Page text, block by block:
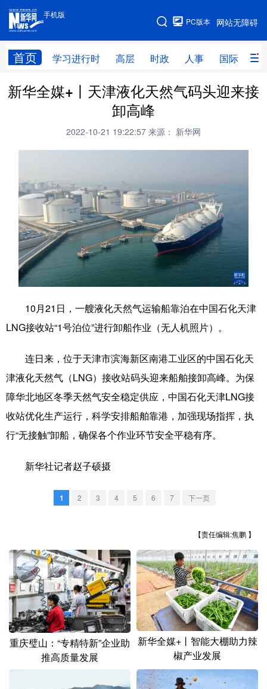
手机版
网站无障碍
PC版本
首页 学习进行时 高层 时政 人事 国际 财
手机版
网站地图
学习进行时 高层 时政 人事
全球连线
文化 书画 健康
访谈 视频 图片 政务
法律 中央文件 金融 汽车
食品 信息化 数字经济
学术中国 乡村振兴 银龄 溯源中国
城市 旅游 能源 会展
公益 一带一路 亚太网 上市公司
文化产业
地方频道
北京 天津
湖南
广东 广西 海南 重庆
四川 贵州 云南 西藏
陕西 甘肃 青海 宁夏
新疆 内蒙古 黑龙江
多语种频道
新华全媒+丨天津液化天然气码头迎来接
卸高峰
2022-10-21 19:22:57 来源： 新华网
10月21日，一艘液化天然气运输船靠泊在中国石化天津
LNG接收站“1号泊位”进行卸船作业（无人机照片）。
连日来，位于天津市滨海新区南港工业区的中国石化天
津液化天然气（LNG）接收站码头迎来船舶接卸高峰。为保
障华北地区冬季天然气安全稳定供应，中国石化天津LNG接
收站优化生产运行，科学安排船舶靠港，加强现场指挥，执
行“无接触”卸船，确保各个作业环节安全平稳有序。
新华社记者赵子硕摄
1 2 3 4 5 6 7 下一页
【责任编辑:焦鹏 】
重庆璧山：“专精特新”企业助
推高质量发展
新华全媒+丨智能大棚助力辣
椒产业发展